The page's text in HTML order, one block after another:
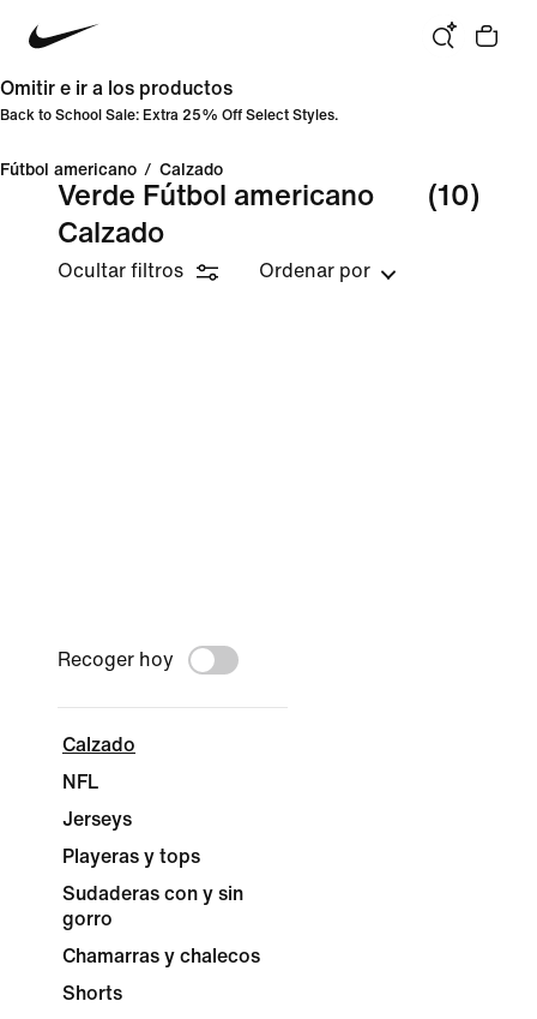
Omitir e ir a los productos
Back to School Sale: Extra 25% Off Select Styles.
Fútbol americano / Calzado
Verde Fútbol americano
Calzado
(10)
Ocultar filtros Ordenar por
Recoger hoy
Calzado
NFL
Jerseys
Playeras y tops
Sudaderas con y sin
gorro
Chamarras y chalecos
Shorts